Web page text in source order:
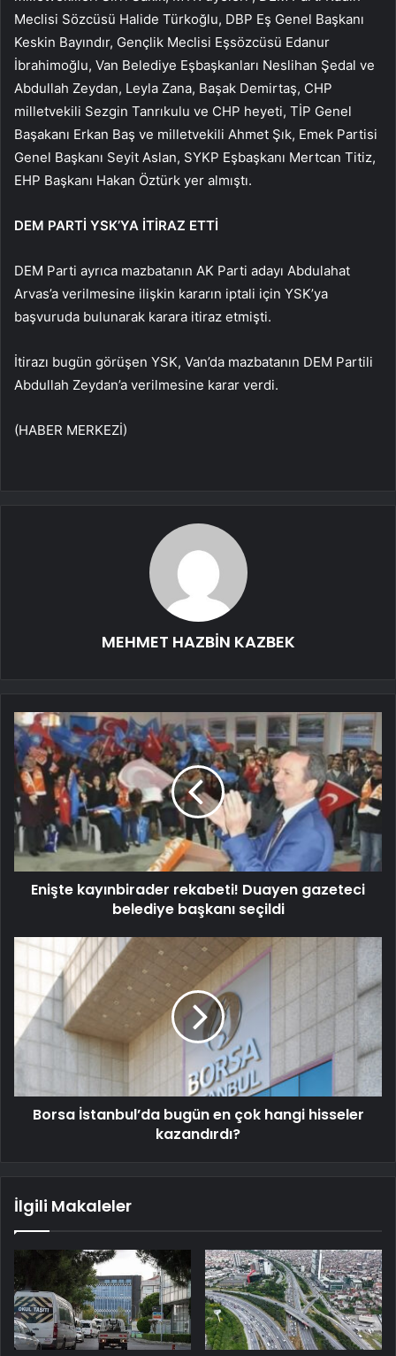
Meclisi Sözcüsü Halide Türkoğlu, DBP Eş Genel Başkanı
Keskin Bayındır, Gençlik Meclisi Eşsözcüsü Edanur
İbrahimoğlu, Van Belediye Eşbaşkanları Neslihan Şedal ve
Abdullah Zeydan, Leyla Zana, Başak Demirtaş, CHP
milletvekili Sezgin Tanrıkulu ve CHP heyeti, TİP Genel
Başakanı Erkan Baş ve milletvekili Ahmet Şık, Emek Partisi
Genel Başkanı Seyit Aslan, SYKP Eşbaşkanı Mertcan Titiz,
EHP Başkanı Hakan Öztürk yer almıştı.
DEM PARTİ YSK’YA İTİRAZ ETTİ
DEM Parti ayrıca mazbatanın AK Parti adayı Abdulahat
Arvas’a verilmesine ilişkin kararın iptali için YSK’ya
başvuruda bulunarak karara itiraz etmişti.
İtirazı bugün görüşen YSK, Van’da mazbatanın DEM Partili
Abdullah Zeydan’a verilmesine karar verdi.
(HABER MERKEZİ)
MEHMET HAZBİN KAZBEK
Enişte kayınbirader rekabeti! Duayen gazeteci
belediye başkanı seçildi
Borsa İstanbul’da bugün en çok hangi hisseler
kazandırdı?
İlgili Makaleler